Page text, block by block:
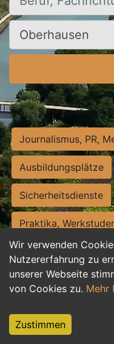
Wir verwenden
Nutzererfahrung zu
unserer Webseite
von Cookies zu. Mehr
Zustimmen
Ort, Stadt
Journalismus, PR,
Ausbildungsplätze
Sicherheitsdienste
Praktika,
Personalwesen
Hilfskräfte, Aushilfs-
Weiterbildung,